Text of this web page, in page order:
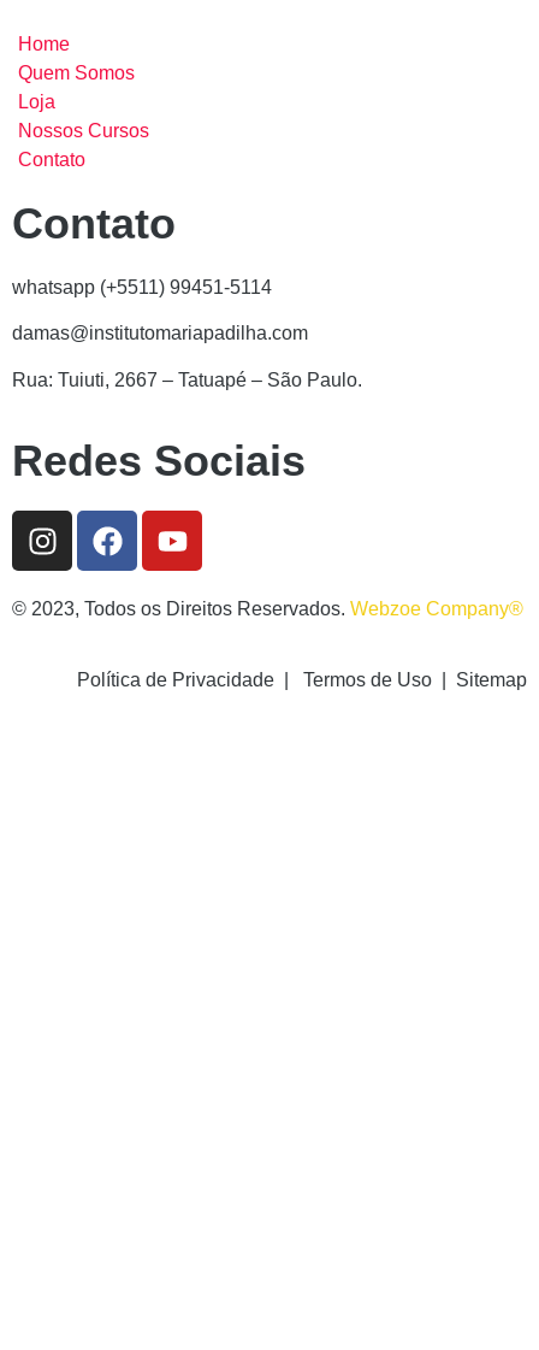
Home
Quem Somos
Loja
Nossos Cursos
Contato
Contato
whatsapp (+5511) 99451-5114
damas@institutomariapadilha.com
Rua: Tuiuti, 2667 – Tatuapé – São Paulo.
Redes Sociais
© 2023, Todos os Direitos Reservados. Webzoe Company®️
Política de Privacidade | Termos de Uso | Sitemap